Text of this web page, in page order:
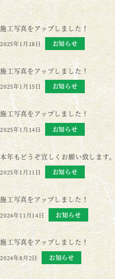
施工写真をアップしました！
2025年1月18日 お知らせ
施工写真をアップしました！
2025年1月15日 お知らせ
施工写真をアップしました！
2025年1月14日 お知らせ
本年もどうぞ宜しくお願い致します。
2025年1月11日 お知らせ
施工写真をアップしました！
2024年11月14日 お知らせ
施工写真をアップしました！
2024年8月2日 お知らせ